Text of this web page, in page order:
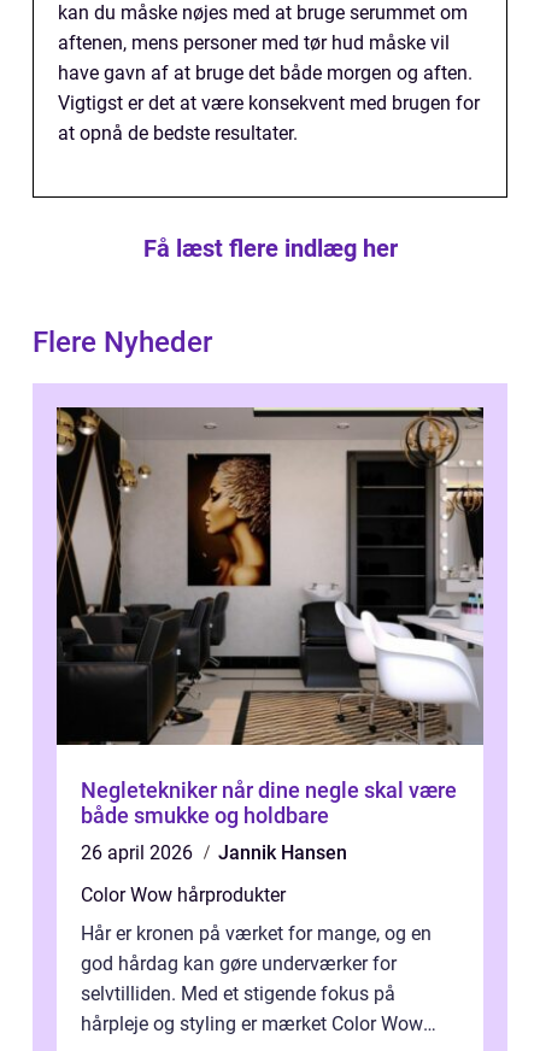
kan du måske nøjes med at bruge serummet om
aftenen, mens personer med tør hud måske vil
have gavn af at bruge det både morgen og aften.
Vigtigst er det at være konsekvent med brugen for
at opnå de bedste resultater.
Få læst flere indlæg her
Flere Nyheder
Negletekniker når dine negle skal være
både smukke og holdbare
26 april 2026
Jannik Hansen
Color Wow hårprodukter
Hår er kronen på værket for mange, og en
god hårdag kan gøre underværker for
selvtilliden. Med et stigende fokus på
hårpleje og styling er mærket Color Wow